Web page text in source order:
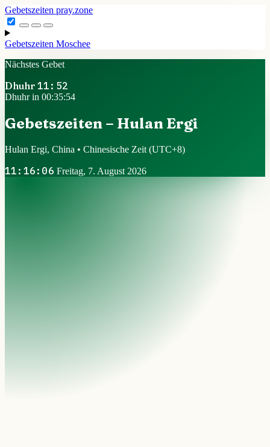
Gebetszeiten pray.zone
Gebetszeiten Moschee
Nächstes Gebet
Dhuhr 11:52
Dhuhr in 00:35:53
Gebetszeiten – Hulan Ergi
Hulan Ergi, China • Chinesische Zeit (UTC+8)
11:16:07 Freitag, 7. August 2026